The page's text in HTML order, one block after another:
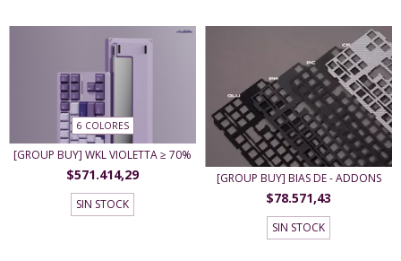
6 COLORES
[GROUP BUY] WKL VIOLETTA ≥ 70%
$571.414,29
SIN STOCK
[GROUP BUY] BIAS DE - ADDONS
$78.571,43
SIN STOCK